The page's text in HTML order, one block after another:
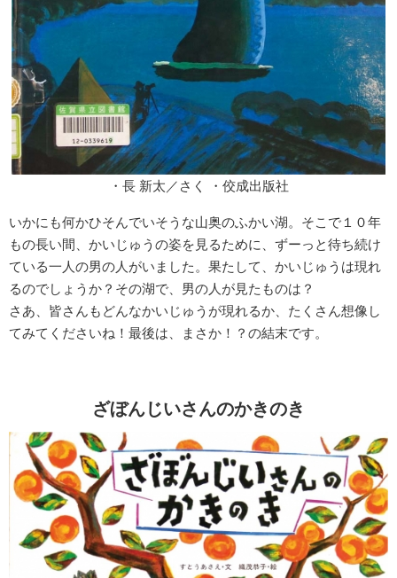
・長 新太／さく ・佼成出版社
いかにも何かひそんでいそうな山奥のふかい湖。そこで１０年
もの長い間、かいじゅうの姿を見るために、ずーっと待ち続け
ている一人の男の人がいました。果たして、かいじゅうは現れ
るのでしょうか？その湖で、男の人が見たものは？
さあ、皆さんもどんなかいじゅうが現れるか、たくさん想像し
てみてくださいね！最後は、まさか！？の結末です。
ざぼんじいさんのかきのき